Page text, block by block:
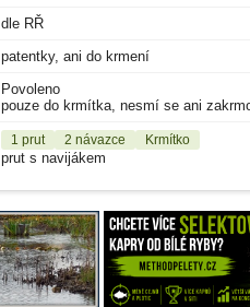
dle RŘ
patentky, ani do krmení
Povoleno
pouze do krmítka, nesmí se ani
1 prut 2 návazce Krmítko
prut s navijákem